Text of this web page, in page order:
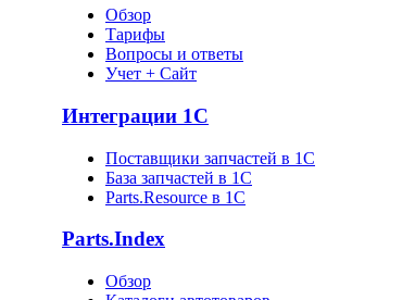
Обзор
Тарифы
Вопросы и ответы
Учет + Сайт
Интеграции 1С
Поставщики запчастей в 1C
База запчастей в 1С
Parts.Resource в 1C
Parts.Index
Обзор